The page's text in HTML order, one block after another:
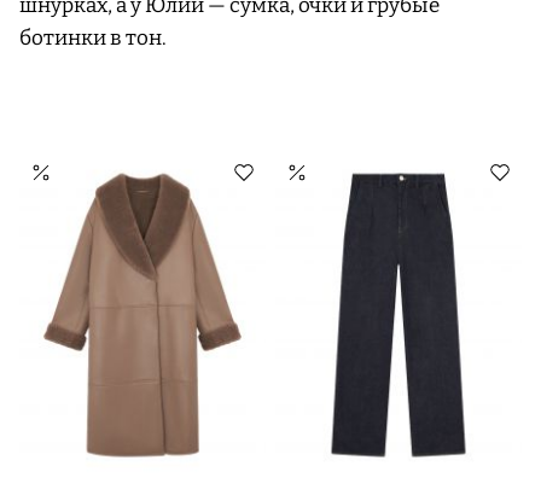
шнурках, а у Юлии — сумка, очки и грубые
ботинки в тон.